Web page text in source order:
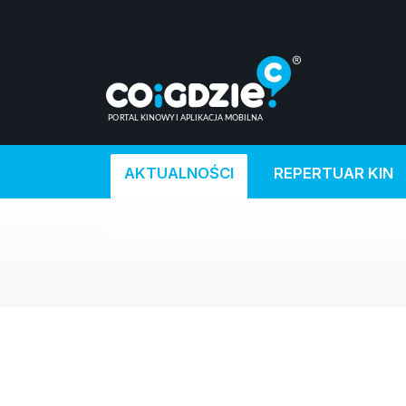
AKTUALNOŚCI REPERTUAR KIN